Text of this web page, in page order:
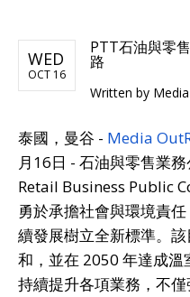
WED
OCT 16
PTT石油與零
路
Written by
泰國，曼谷 - Media
月16日 - 石油與零售業
Retail Business Public
勇於承擔社會與環境責
續發展樹立全新標準。
和，並在 2050 年達成溫
持續提升各項業務，不